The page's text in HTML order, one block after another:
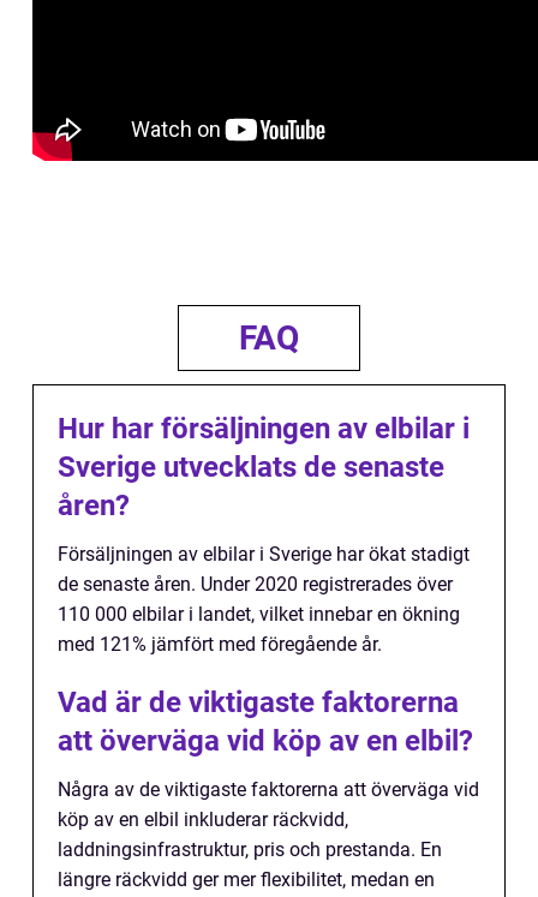
FAQ
Hur har försäljningen av elbilar i
Sverige utvecklats de senaste
åren?
Försäljningen av elbilar i Sverige har ökat stadigt
de senaste åren. Under 2020 registrerades över
110 000 elbilar i landet, vilket innebar en ökning
med 121% jämfört med föregående år.
Vad är de viktigaste faktorerna
att överväga vid köp av en elbil?
Några av de viktigaste faktorerna att överväga vid
köp av en elbil inkluderar räckvidd,
laddningsinfrastruktur, pris och prestanda. En
längre räckvidd ger mer flexibilitet, medan en